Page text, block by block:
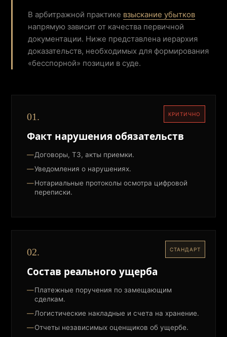
В арбитражной практике взыскание убытков
напрямую зависит от качества первичной
документации. Ниже представлена иерархия
доказательств, необходимых для формирования
«бесспорной» позиции в суде.
КРИТИЧНО
01.
Факт нарушения обязательств
Договоры, ТЗ, акты приемки.
Уведомления о нарушениях.
Нотариальные протоколы осмотра цифровой
переписки.
СТАНДАРТ
02.
Состав реального ущерба
Платежные поручения по замещающим
сделкам.
Логистические накладные и счета на хранение.
Отчеты независимых оценщиков об ущербе.